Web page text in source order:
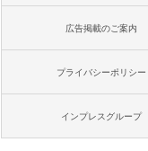
広告掲載のご案内
プライバシーポリシー
インプレスグループ